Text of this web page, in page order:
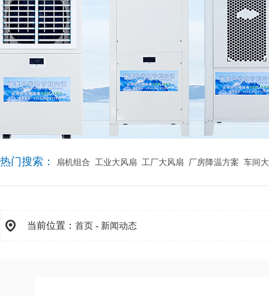
热门搜索： 扇机组合 工业大风扇 工厂大风扇 厂房降温方案 车间
当前位置： 首页 - 新闻动态